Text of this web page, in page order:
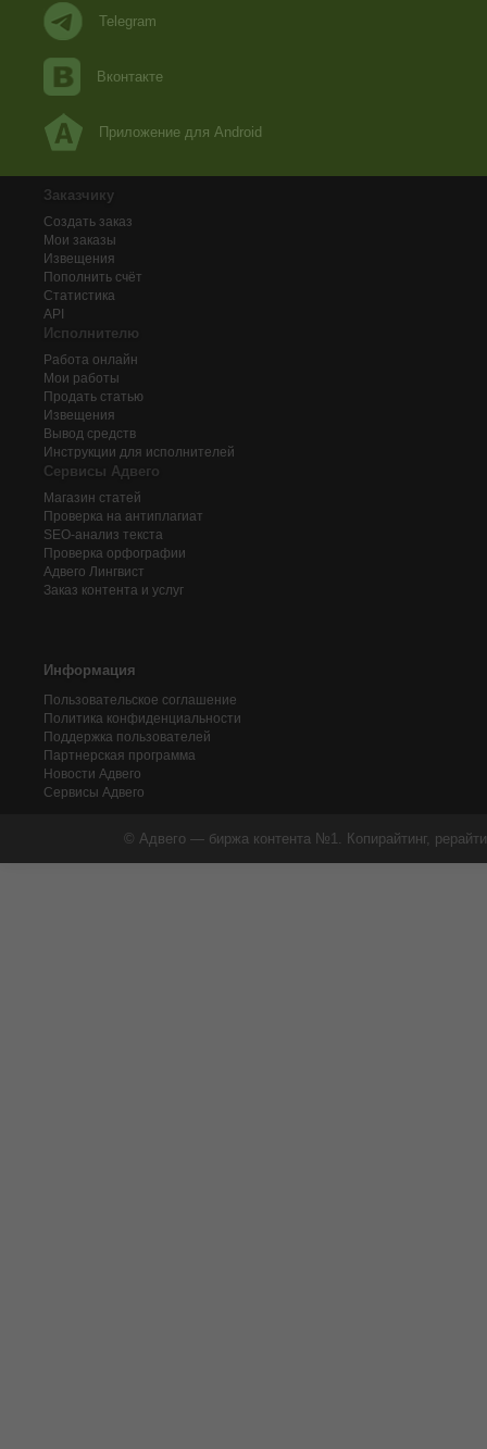
Telegram
Вконтакте
Приложение для Android
Заказчику
Создать заказ
Мои заказы
Извещения
Пополнить счёт
Статистика
API
Исполнителю
Работа онлайн
Мои работы
Продать статью
Извещения
Вывод средств
Инструкции для исполнителей
Сервисы Адвего
Магазин статей
Проверка на антиплагиат
SEO-анализ текста
Проверка орфографии
Адвего Лингвист
Заказ контента и услуг
Информация
Пользовательское соглашение
Политика конфиденциальности
Поддержка пользователей
Партнерская программа
Новости Адвего
Сервисы Адвего
© Адвего — биржа контента №1. Копирайтинг,